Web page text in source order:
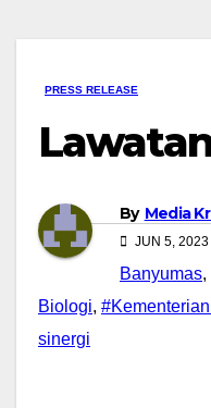
PRESS RELEASE
By Media
JUN 5, 2023
Banyumas,
Biologi,
sinergi